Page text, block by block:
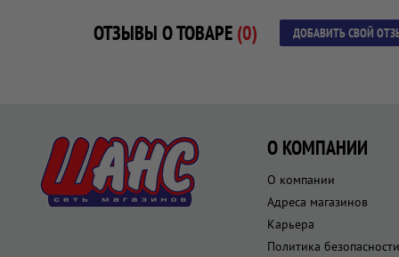
ОТЗЫВЫ О ТОВАРЕ (0) ДОБАВИТЬ СВОЙ
О КОМПАНИИ
О компании
Адреса магазинов
Карьера
Политика безопасности